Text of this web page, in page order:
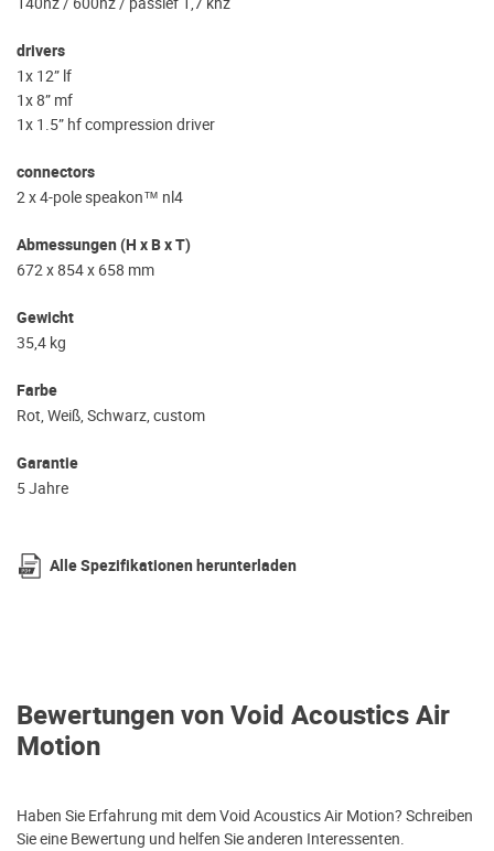
drivers
1x 12” lf
1x 8” mf
1x 1.5” hf compression driver
connectors
2 x 4-pole speakon™ nl4
Abmessungen (H x B x T)
672 x 854 x 658 mm
Gewicht
35,4 kg
Farbe
Rot, Weiß, Schwarz, custom
Garantie
5 Jahre
Alle Spezifikationen herunterladen
Bewertungen von Void Acoustics Air
Motion
Haben Sie Erfahrung mit dem Void Acoustics Air Motion? Schreiben
Sie eine Bewertung und helfen Sie anderen Interessenten.